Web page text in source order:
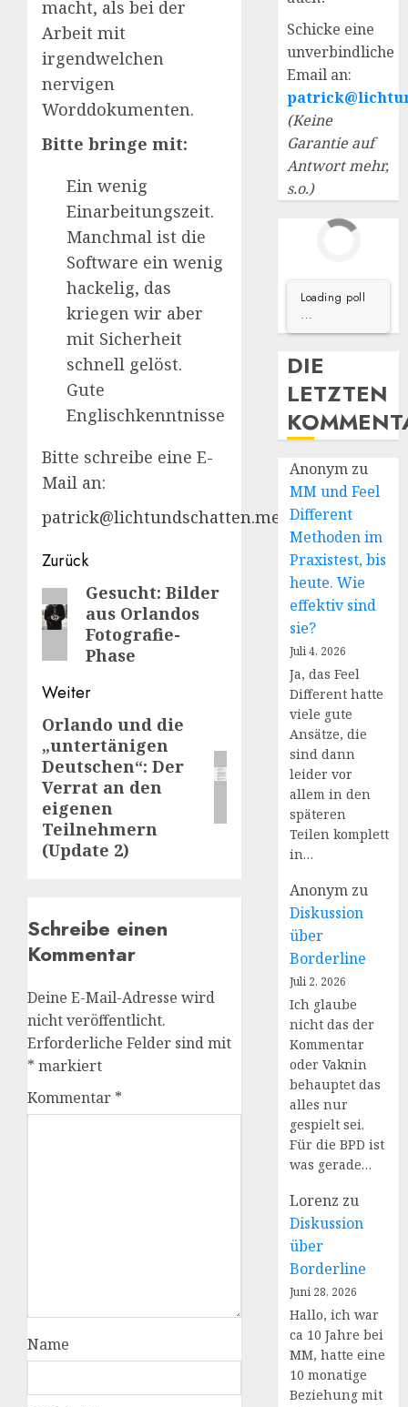
macht, als bei der
Arbeit mit
irgendwelchen
nervigen
Worddokumenten.
Bitte bringe mit:
Ein wenig
Einarbeitungszeit.
Manchmal ist die
Software ein wenig
hackelig, das
kriegen wir aber
mit Sicherheit
schnell gelöst.
Gute
Englischkenntnisse
Bitte schreibe eine E-
Mail an:
patrick@lichtundschatten.me
Beitragsnavigation
Zurück
Vorheriger
Beitrag:
Gesucht: Bilder
aus Orlandos
Fotografie-
Phase
Weiter
Nächster
Beitrag:
Orlando und die
„untertänigen
Deutschen“: Der
Verrat an den
eigenen
Teilnehmern
(Update 2)
Schreibe einen
Kommentar
Deine E-Mail-Adresse wird
nicht veröffentlicht.
Erforderliche Felder sind mit
* markiert
Kommentar *
Name
Schicke eine
unverbindliche
Email an:
(Keine
Garantie auf
Antwort mehr,
s.o.)
Loading poll
...
DIE
LETZTEN
Anonym zu
MM und Feel
Different
Methoden im
Praxistest, bis
heute. Wie
effektiv sind
sie?
Juli 4, 2026
Ja, das Feel
Different hatte
viele gute
Ansätze, die
sind dann
leider vor
allem in den
späteren
Teilen komplett
in…
Anonym zu
Diskussion
über
Borderline
Juli 2, 2026
Ich glaube
nicht das der
Kommentar
oder Vaknin
behauptet das
alles nur
gespielt sei.
Für die BPD ist
was gerade…
Lorenz zu
Diskussion
über
Borderline
Juni 28, 2026
Hallo, ich war
ca 10 Jahre bei
MM, hatte eine
10 monatige
Beziehung mit